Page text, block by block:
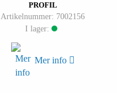
PROFIL
Artikelnummer: 7002156
I lager:
Mer info